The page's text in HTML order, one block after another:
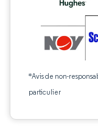
*Avis de non-
particulier